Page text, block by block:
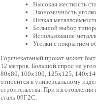
Высокая жесткость
Экономичность
Низкая
Большой выбор
Использование
Уголки с покрытием
Горячекатаный прокат может
12 метров. Большой спрос на
80х80, 100х100, 125х125,
относится к универсальному
строительства. При
сталь 09Г2С.